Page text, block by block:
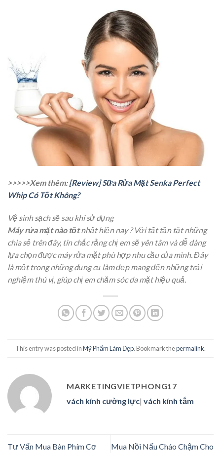
>>>>>Xem thêm:[Review] Sữa Rửa Mặt Senka Perfect
Whip Có Tốt Không?
Vệ sinh sạch sẽ sau khi sử dụng
Máy rửa mặt nào tốtnhất hiện nay ? Với tất tần tật những
chia sẻ trên đây, tin chắc rằng chị em sẽ yên tâm và dễ dàng
lựa chọn được máy rửa mặt phù hợp nhu cầu của mình. Đây
là một trong những dụng cụ làm đẹp mang đến những trải
nghiệm thú vị, giúp chị em chăm sóc da mặt hiệu quả.
This entry was posted inMỹ Phẩm Làm Đẹp. Bookmark thepermalink.
MARKETINGVIETPHONG17
vách kính cường lực| vách kính tắm
Tư Vấn Mua Bàn Phím Cơ
Mua Nồi Nấu Cháo Chậm Cho